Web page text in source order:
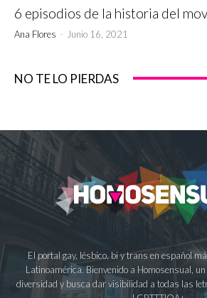
6 episodios de la historia del
Ana Flores - Junio 16, 2021
NO TE LO PIERDAS
El portal gay, lésbico, bi y trans en español
Latinoamérica. Bienvenido a Homosensual,
diversidad y busca dar visibilidad a todas las